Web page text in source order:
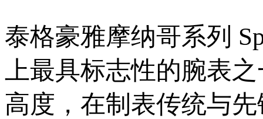
泰格豪雅摩纳哥系列
上最具标志性的腕表
高度，在制表传统与